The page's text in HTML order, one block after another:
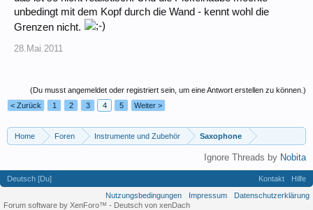
unbedingt mit dem Kopf durch die Wand - kennt wohl die
Grenzen nicht.
28.Mai.2011
(Du musst angemeldet oder registriert sein, um eine Antwort erstellen zu können.)
< Zurück
1 2 3 4 5 Weiter >
Home Foren Instrumente und Zubehör Saxophone
Ignore Threads by Nobita
Deutsch [Du] Kontakt
Hilfe
Nutzungsbedingungen
Impressum
Datenschutzerklärung
Forum software by XenForo™ - Deutsch von xenDach